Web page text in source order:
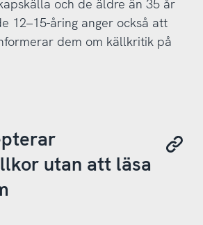
och de äldre än 35 år
12–15-åring anger också att
dem om källkritik på
utan att läsa